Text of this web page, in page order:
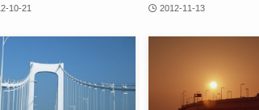
10-21 2012-11-13